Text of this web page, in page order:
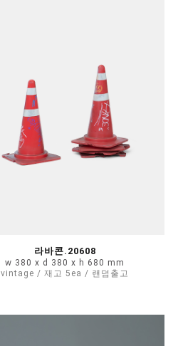
라바콘.20608
w 380 x d 380 x h 680 mm
vintage / 재고 5ea / 랜덤출고